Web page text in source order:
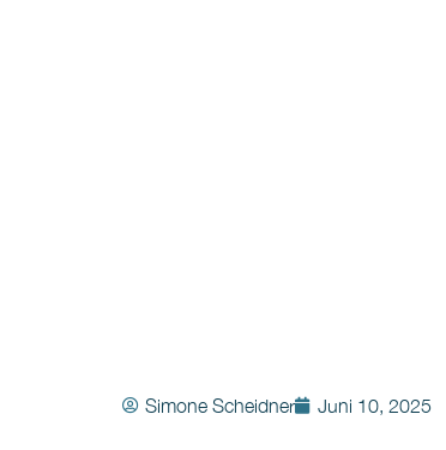
Simone Scheidner Juni 10, 2025